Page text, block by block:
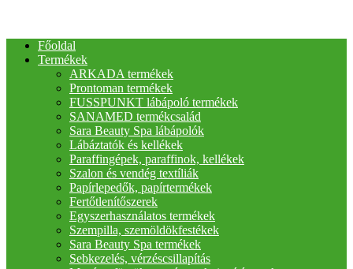
Főoldal
Termékek
ARKADA termékek
Prontoman termékek
FUSSPUNKT lábápoló termékek
SANAMED termékcsalád
Sara Beauty Spa lábápolók
Lábáztatók és kellékek
Paraffingépek, paraffinok, kellékek
Szalon és vendég textíliák
Papírlepedők, papírtermékek
Fertőtlenítőszerek
Egyszerhasználatos termékek
Szempilla, szemöldökfestékek
Sara Beauty Spa termékek
Sebkezelés, vérzéscsillapítás